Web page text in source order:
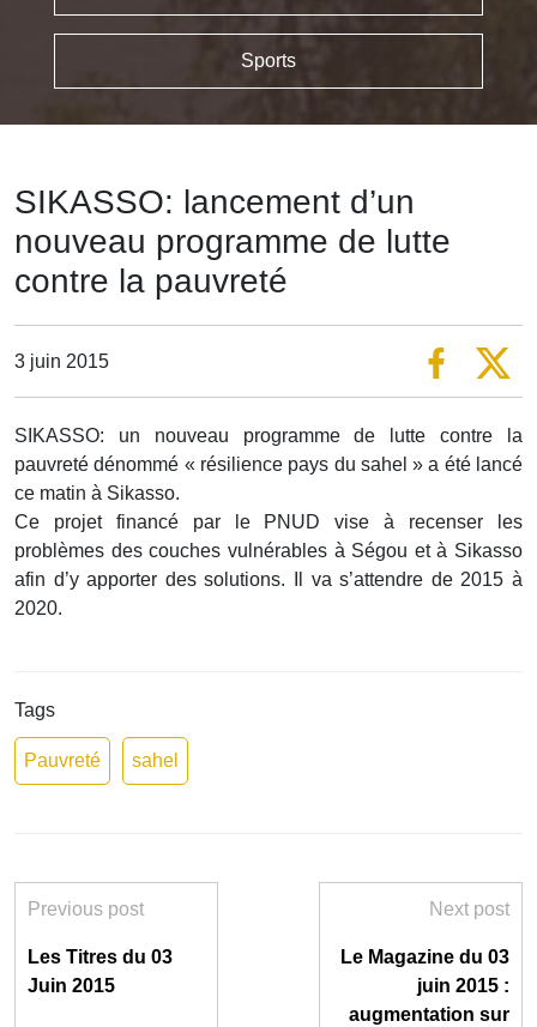
Sports
SIKASSO: lancement d’un
nouveau programme de lutte
contre la pauvreté
3 juin 2015
SIKASSO: un nouveau programme de lutte contre la
pauvreté dénommé « résilience pays du sahel » a été lancé
ce matin à Sikasso.
Ce projet financé par le PNUD vise à recenser les
problèmes des couches vulnérables à Ségou et à Sikasso
afin d’y apporter des solutions. Il va s’attendre de 2015 à
2020.
Tags
Pauvreté sahel
Previous post
Les Titres du 03
Juin 2015
Next post
Le Magazine du 03
juin 2015 :
augmentation sur